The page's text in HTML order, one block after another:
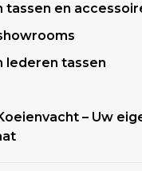
tassen en
lederen tassen
– Uw